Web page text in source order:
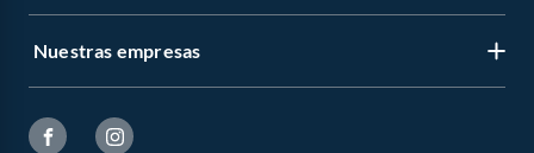
Nuestras empresas